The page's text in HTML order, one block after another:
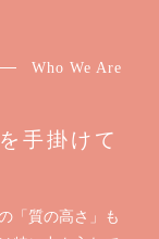
Who We Are
手掛けて
「質の高さ」も